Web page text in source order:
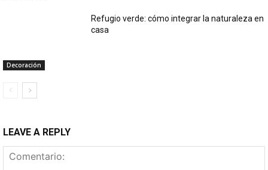
Decoración
Refugio verde: cómo integrar la naturaleza en
casa
LEAVE A REPLY